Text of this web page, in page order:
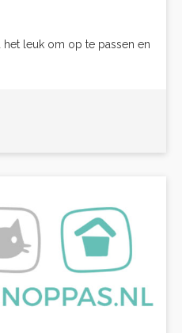
het leuk om op te passen en